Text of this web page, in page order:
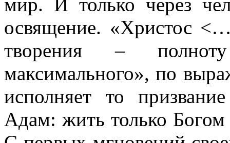
освящение. «Христос
творения – полноту
максимального», по
исполняет то
Адам: жить только